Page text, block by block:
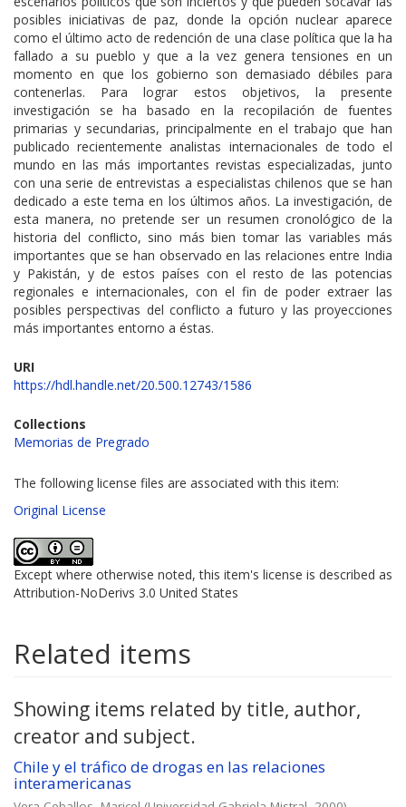
posibles iniciativas de paz, donde la opción nuclear aparece
como el último acto de redención de una clase política que la ha
fallado a su pueblo y que a la vez genera tensiones en un
momento en que los gobierno son demasiado débiles para
contenerlas. Para lograr estos objetivos, la presente
investigación se ha basado en la recopilación de fuentes
primarias y secundarias, principalmente en el trabajo que han
publicado recientemente analistas internacionales de todo el
mundo en las más importantes revistas especializadas, junto
con una serie de entrevistas a especialistas chilenos que se han
dedicado a este tema en los últimos años. La investigación, de
esta manera, no pretende ser un resumen cronológico de la
historia del conﬂicto, sino más bien tomar las variables más
importantes que se han observado en las relaciones entre India
y Pakistán, y de estos países con el resto de las potencias
regionales e internacionales, con el fin de poder extraer las
posibles perspectivas del conflicto a futuro y las proyecciones
más importantes entorno a éstas.
URI
https://hdl.handle.net/20.500.12743/1586
Collections
Memorias de Pregrado
The following license files are associated with this item:
Original License
Except where otherwise noted, this item's license is described as
Attribution-NoDerivs 3.0 United States
Related items
Showing items related by title, author,
creator and subject.
Chile y el tráfico de drogas en las relaciones
interamericanas